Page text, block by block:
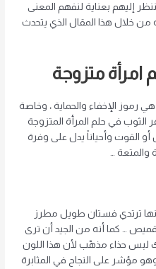
إليهم بعناية لنفهم المعنى
من خلال هذا المقال الذي يتحدث
متزوجة
رموز الإخفاء والحماية ، وخاصة
الثوب في حلم المرأة المتزوجة
القوت وأحياناً يدل على وفرة
والمتعة …
ترتدي فستان طويل مطرز
… كما أنه من الجيد أن ترى
لبس حذاء مذهّب لأن هذا اللون
مؤشر على النجاح في المثابرة